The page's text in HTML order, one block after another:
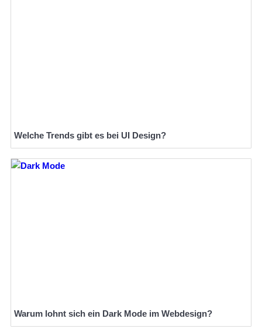
Welche Trends gibt es bei UI Design?
Warum lohnt sich ein Dark Mode im Webdesign?